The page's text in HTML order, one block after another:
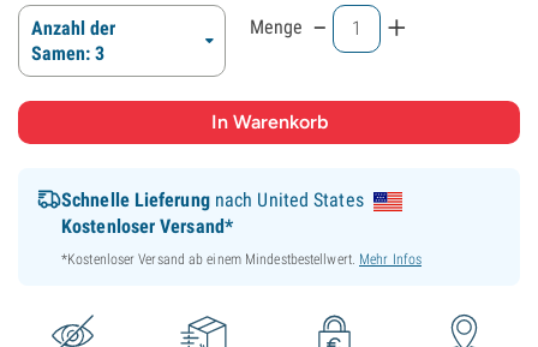
Anzahl der
Samen: 3
Menge - +
Schnelle Lieferungnach United States
Kostenloser Versand*
*Kostenloser Versand ab einem Mindestbestellwert. Mehr Infos